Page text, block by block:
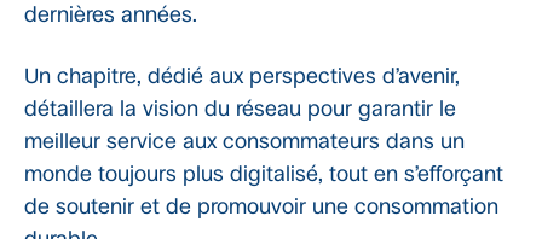
dernières années.
Un chapitre, dédié aux perspectives d’avenir,
détaillera la vision du réseau pour garantir le
meilleur service aux consommateurs dans un
monde toujours plus digitalisé, tout en s’efforçant
de soutenir et de promouvoir une consommation